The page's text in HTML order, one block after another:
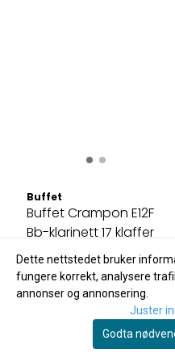
Buffet
Buffet Crampon E12F
Bb-klarinett 17 klaffer
19.600,-
Kjøp
Dette nettstedet bruker
fungere korrekt, analysere
annonser og annonsering.
Juster
Godta